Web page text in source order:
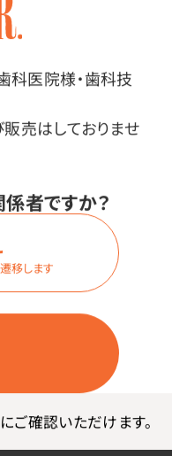
科医院様・歯科技
売はしておりませ
者ですか？
移します
ご確認いただけます。
取り込むこともあり
プが「飲料用」として
ップは、紙に触れた
外として作られていま
ています。）※本品は